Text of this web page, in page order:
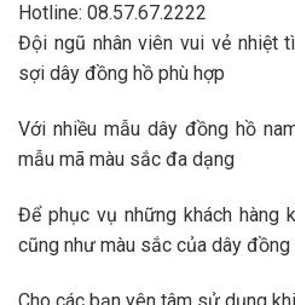
Hotline: 08.57.67.2222
Đội ngũ nhân viên vui vẻ nhiệt
sợi dây đồng hồ phù hợp
Với nhiều mẫu dây đồng hồ
mẫu mã màu sắc đa dạng
Để phục vụ những khách hàng
cũng như màu sắc của dây đồng
Cho các bạn yên tâm sử dụng